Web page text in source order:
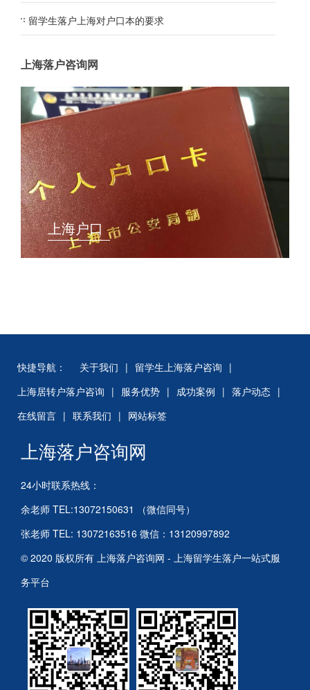
留学生落户上海对户口本的要求
上海落户咨询网
上海户口
快捷导航： 关于我们 | 留学生上海落户咨询 |
上海居转户落户咨询 | 服务优势 | 成功案例 | 落户动态 |
在线留言 | 联系我们 | 网站标签
上海落户咨询网
24小时联系热线：
余老师 TEL:13072150631 （微信同号）
张老师 TEL: 13072163516 微信：13120997892
© 2020 版权所有 上海落户咨询网 - 上海留学生落户一站式服
务平台